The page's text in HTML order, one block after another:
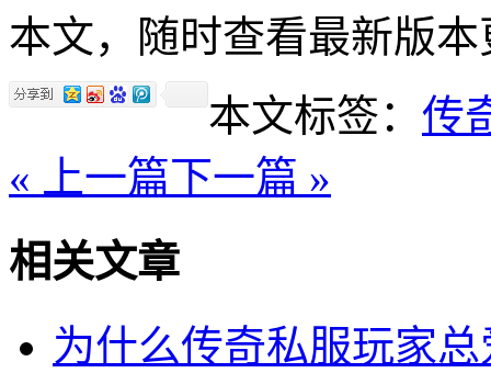
本文，随时查看最新版
本文标签： 传
« 上一篇下一篇 »
相关文章
为什么传奇私服玩家